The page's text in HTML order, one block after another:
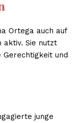
Ortega auch auf
aktiv. Sie nutzt
und
junge